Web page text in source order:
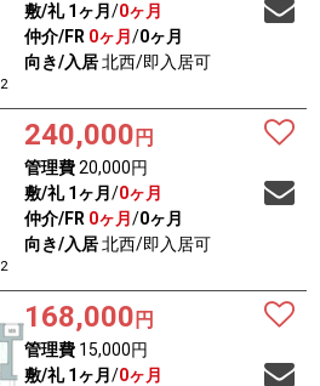
2
敷/礼 1ヶ月 /0ヶ月
仲介/FR 0ヶ月 /0ヶ月
向き/入居北西/即入居可
2
240,000 円
管理費20,000円
敷/礼 1ヶ月 /0ヶ月
仲介/FR 0ヶ月 /0ヶ月
向き/入居北西/即入居可
168,000 円
管理費15,000円
敷/礼 1ヶ月 /0ヶ月